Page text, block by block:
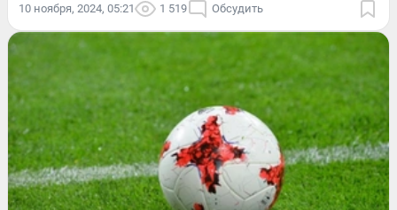
10 ноября, 2024, 05:21 1 519 Обсудить